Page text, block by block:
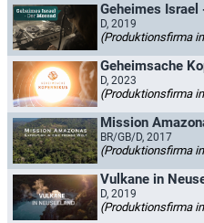
Geheimes
D, 2019
(Produktionsfirma in
Geheimsache
D, 2023
(Produktionsfirma in
Mission
BR/GB/D, 2017
(Produktionsfirma in
Vulkane in
D, 2019
(Produktionsfirma in